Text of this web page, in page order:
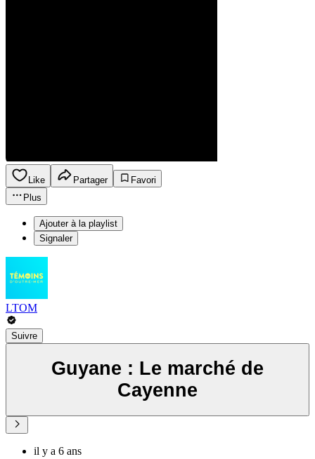
Like Partager
Favori
Plus
Ajouter à la playlist
Signaler
LTOM
Suivre
Guyane : Le marché de
Cayenne
il y a 6 ans